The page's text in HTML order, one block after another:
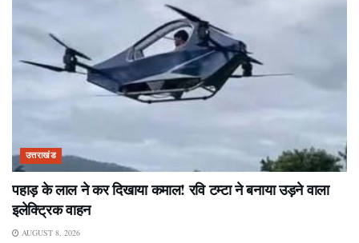
उत्तराखंड
पहाड़ के लाल ने कर दिखाया कमाल! रवि टम्टा ने बनाया उड़ने वाला
इलेक्ट्रिक वाहन
AUGUST 8, 2026